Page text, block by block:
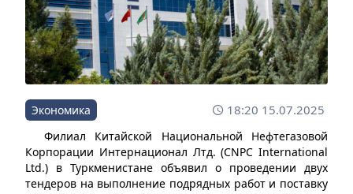
Экономика 18:20 15.07.2025
Филиал Китайской Национальной Нефтегазовой
Корпорации Интернационал Лтд. (CNPC International
Ltd.) в Туркменистане объявил о проведении двух
тендеров на выполнение подрядных работ и поставку